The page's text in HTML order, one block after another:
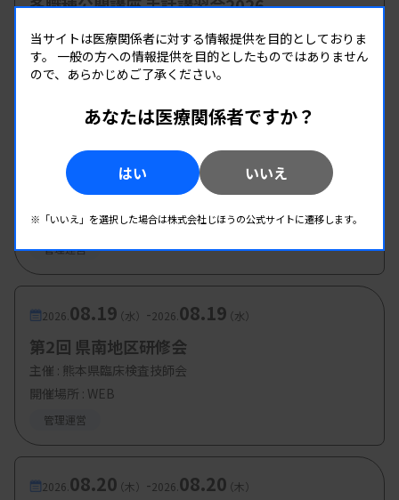
実際にどのくらい賃上げされる？
このような現状を受けて6月より始まるのがベース
この診療報酬項目は、賃金表の改定を通じて賃金水
準を引き上げ、基本給の増額を実現し、連動して賞
与も増額されるというものです。また、賃金表がな
い場合でも、給与規定等に定める基本給を引き上げ
ることとなります。施設側では賃上げ計画や事前の
施設基準申請、事後の報告書提出などいくつかの要
件がありますが、政府はすべての医療機関がこの点
数を取得し、賃上げを行ってもらうことを想定して
いるため、現場の臨床検査技師の多くはこの恩恵を
主催 :
大阪府臨床検査技師会
開催場所 : 大阪府
管理運営
第1回臨床検査総合部門研修会
大分県臨床検査技師会
開催場所 : WEB
管理運営
2026. 08.19（水） -2026. 08.19（水）
第2回 県南地区研修会
主催 : 熊本県臨床検査技師会
開催場所 : WEB
管理運営
2026. 08.20（木） -2026. 08.20（木）
当サイトは医療関係者に対する情報提供を目的としておりま
す。 一般の方への情報提供を目的としたものではありません
ので、あらかじめご了承ください。
あなたは医療関係者ですか？
はい いいえ
※「いいえ」を選択した場合は株式会社じほうの公式サイトに遷移します。